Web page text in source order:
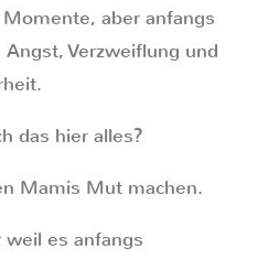
aber anfangs
Verzweiflung und
das hier alles?
Mamis Mut machen.
weil es anfangs